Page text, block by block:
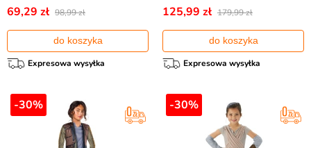
69,29 zł 98,99 zł
do koszyka
Expresowa wysyłka
125,99 zł 179,99 zł
do koszyka
Expresowa wysyłka
-30% -30%